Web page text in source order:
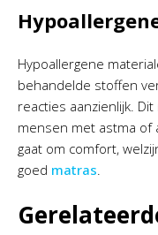
Hypoallergene
behandelde stoffen
reacties aanzienlijk.
mensen met astma of
gaat om comfort,
goed matras